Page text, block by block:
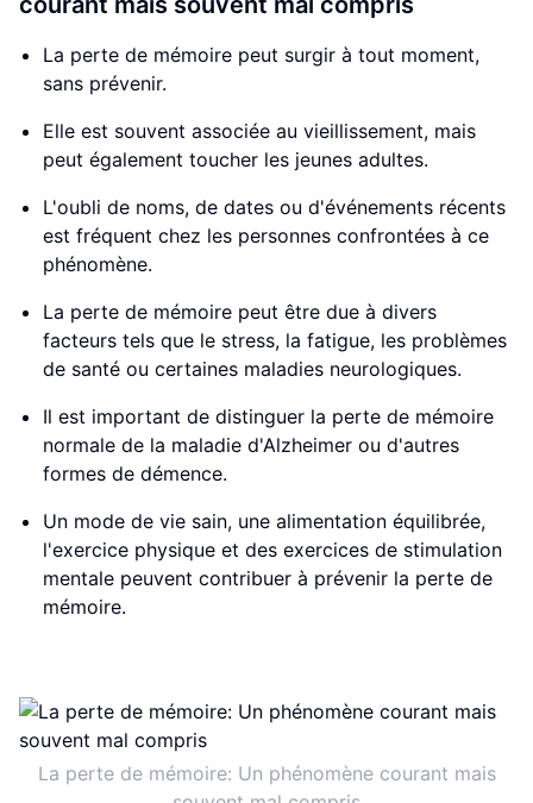
La perte de mémoire peut surgir à tout moment,
sans prévenir.
Elle est souvent associée au vieillissement, mais
peut également toucher les jeunes adultes.
L'oubli de noms, de dates ou d'événements récents
est fréquent chez les personnes confrontées à ce
phénomène.
La perte de mémoire peut être due à divers
facteurs tels que le stress, la fatigue, les problèmes
de santé ou certaines maladies neurologiques.
Il est important de distinguer la perte de mémoire
normale de la maladie d'Alzheimer ou d'autres
formes de démence.
Un mode de vie sain, une alimentation équilibrée,
l'exercice physique et des exercices de stimulation
mentale peuvent contribuer à prévenir la perte de
mémoire.
La perte de mémoire: Un phénomène courant mais